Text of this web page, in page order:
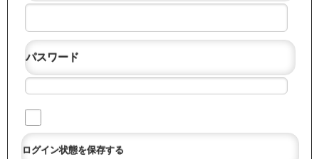
パスワード
ログイン状態を保存する